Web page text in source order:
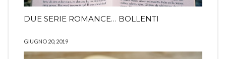
DUE SERIE ROMANCE… BOLLENTI
GIUGNO 20, 2019